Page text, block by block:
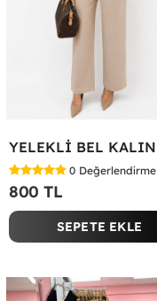
0 Değerlendirme
800 TL
SEPETE EKLE